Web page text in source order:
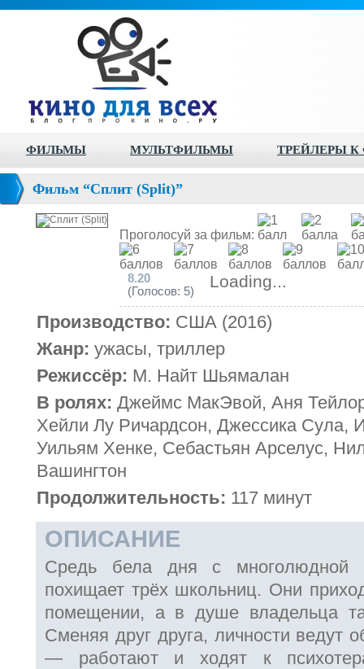
ФИЛЬМЫ МУЛЬТФИЛЬМЫ ТРЕЙЛЕРЫ
Фильм “Сплит (Split)”
Проголосуй за фильм:
8.20
(Голосов: 5)
Loading...
Производство: США (2016)
Жанр: ужасы, триллер
Режиссёр: М. Найт Шьямалан
В ролях: Джеймс МакЭвой, Аня
Хейли Лу Ричардсон, Джессика Сула,
Уильям Хенке, Себастьян Арселус,
Вашингтон
Продолжительность: 117 минут
ОПИСАНИЕ
Cредь бела дня с многолюдной
похищает трёх школьниц. Они
помещении, а в душе владельца
Сменяя друг друга, личности ведут
— работают и ходят к